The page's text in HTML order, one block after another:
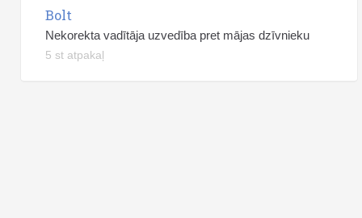
Bolt
Nekorekta vadītāja uzvedība pret mājas dzīvnieku
5 st atpakaļ